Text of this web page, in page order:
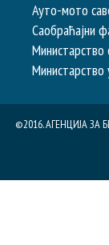
Ауто-мото
Саобраћајни
Министарство
©2016. АГЕНЦИЈА ЗА